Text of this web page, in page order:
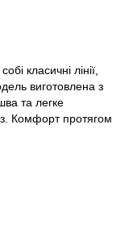
класичні лінії,
виготовлена ​​з
та легке
Комфорт протягом